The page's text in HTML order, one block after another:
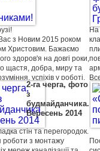
з Новим 2015 роком
Христовим. Бажаємо
здоров'я на довгі роки,
щастя, добра, миру та
успіхів у роботі,
благополуччя.
свята принесуть у
затишок, душевний
у прекрасному
у Новому році!
колектив ЖК
На
2-га черга, фото
з
будмайданчика.
Вересень 2014
стін та перегородок.
роботи з монтажу